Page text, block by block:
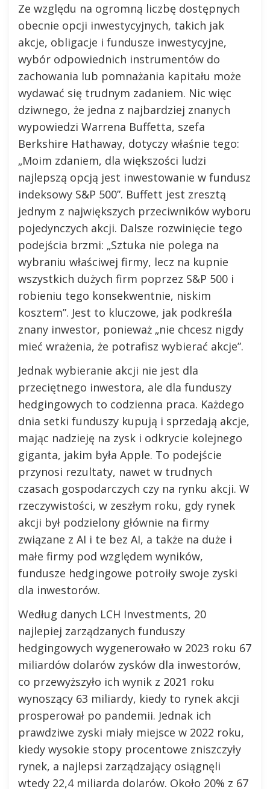
Ze względu na ogromną liczbę dostępnych
obecnie opcji inwestycyjnych, takich jak
akcje, obligacje i fundusze inwestycyjne,
wybór odpowiednich instrumentów do
zachowania lub pomnażania kapitału może
wydawać się trudnym zadaniem. Nic więc
dziwnego, że jedna z najbardziej znanych
wypowiedzi Warrena Buffetta, szefa
Berkshire Hathaway, dotyczy właśnie tego:
„Moim zdaniem, dla większości ludzi
najlepszą opcją jest inwestowanie w fundusz
indeksowy S&P 500”. Buffett jest zresztą
jednym z największych przeciwników wyboru
pojedynczych akcji. Dalsze rozwinięcie tego
podejścia brzmi: „Sztuka nie polega na
wybraniu właściwej firmy, lecz na kupnie
wszystkich dużych firm poprzez S&P 500 i
robieniu tego konsekwentnie, niskim
kosztem”. Jest to kluczowe, jak podkreśla
znany inwestor, ponieważ „nie chcesz nigdy
mieć wrażenia, że potrafisz wybierać akcje”.
Jednak wybieranie akcji nie jest dla
przeciętnego inwestora, ale dla funduszy
hedgingowych to codzienna praca. Każdego
dnia setki funduszy kupują i sprzedają akcje,
mając nadzieję na zysk i odkrycie kolejnego
giganta, jakim była Apple. To podejście
przynosi rezultaty, nawet w trudnych
czasach gospodarczych czy na rynku akcji. W
rzeczywistości, w zeszłym roku, gdy rynek
akcji był podzielony głównie na firmy
związane z AI i te bez AI, a także na duże i
małe firmy pod względem wyników,
fundusze hedgingowe potroiły swoje zyski
dla inwestorów.
Według danych LCH Investments, 20
najlepiej zarządzanych funduszy
hedgingowych wygenerowało w 2023 roku 67
miliardów dolarów zysków dla inwestorów,
co przewyższyło ich wynik z 2021 roku
wynoszący 63 miliardy, kiedy to rynek akcji
prosperował po pandemii. Jednak ich
prawdziwe zyski miały miejsce w 2022 roku,
kiedy wysokie stopy procentowe zniszczyły
rynek, a najlepsi zarządzający osiągnęli
wtedy 22,4 miliarda dolarów. Około 20% z 67